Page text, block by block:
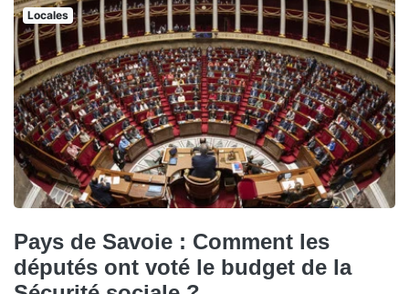
Locales
Pays de Savoie : Comment les
députés ont voté le budget de la